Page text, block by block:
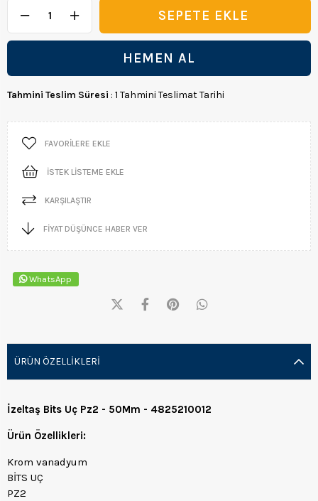
Tahmini Teslim Süresi : 1 Tahmini Teslimat Tarihi
FAVORILERE EKLE
İSTEK LISTEME EKLE
KARŞILAŞTIR
FIYAT DÜŞÜNCE HABER VER
WhatsApp
ÜRÜN ÖZELLIKLERI
İzeltaş Bits Uç Pz2 - 50Mm - 4825210012
Ürün Özellikleri:
Krom vanadyum
BİTS UÇ
PZ2